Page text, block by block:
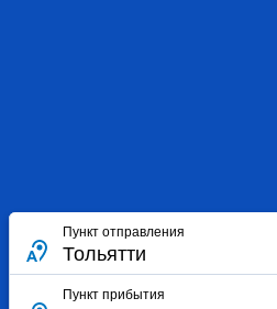
Пункт отправления
Пункт прибытия